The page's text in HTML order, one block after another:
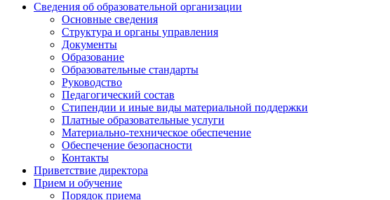
Сведения об образовательной организации
Основные сведения
Структура и органы управления
Документы
Образование
Образовательные стандарты
Руководство
Педагогический состав
Стипендии и иные виды материальной поддержки
Платные образовательные услуги
Материально-техническое обеспечение
Обеспечение безопасности
Контакты
Приветствие директора
Прием и обучение
Порядок приема